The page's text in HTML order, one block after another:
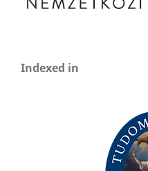
Indexed in